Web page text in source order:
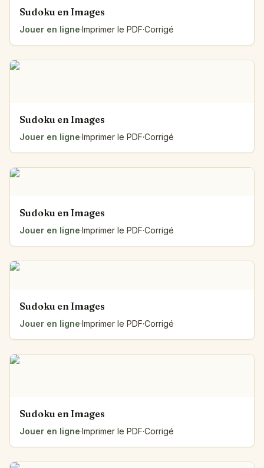
Sudoku en Images
Jouer en ligne·Imprimer le PDF·Corrigé
Sudoku en Images
Jouer en ligne·Imprimer le PDF·Corrigé
Sudoku en Images
Jouer en ligne·Imprimer le PDF·Corrigé
Sudoku en Images
Jouer en ligne·Imprimer le PDF·Corrigé
Sudoku en Images
Jouer en ligne·Imprimer le PDF·Corrigé